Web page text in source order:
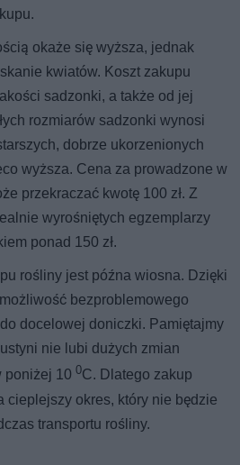
okaże się wyższa, jednak
kwiatów. Koszt zakupu
sadzonki, a także od jej
rozmiarów sadzonki wynosi
dobrze ukorzenionych
wyższa. Cena za prowadzone w
przekraczać kwotę 100 zł. Z
wyrośniętych egzemplarzy
ponad 150 zł.
rośliny jest późna wiosna. Dzięki
bezproblemowego
docelowej doniczki. Pamiętajmy
nie lubi dużych zmian
poniżej 100C. Dlatego zakup
cieplejszy okres, który nie będzie
transportu rośliny.